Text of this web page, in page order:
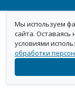
Мы используем
сайта. Оставаясь
условиями
обработки